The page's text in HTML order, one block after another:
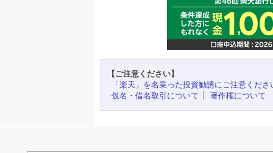
【ご注意ください】
「楽天」を名乗った投資勧誘にご注意くださ
仮名・借名取引について
著作権について